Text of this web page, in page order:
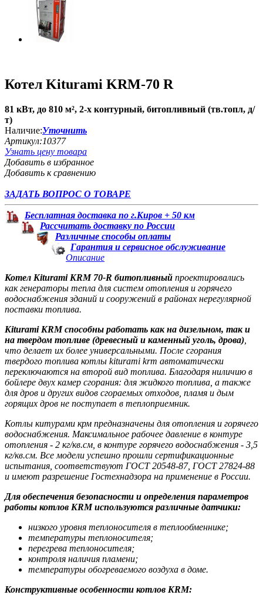
Котел Kiturami KRM-70 R
81 кВт, до 810 м², 2-х контурный, битопливный (тв.топл, д/
т)
Наличие:Уточнить
Артикул:10377
Узнать цену товара
Добавить в избранное
Добавить к сравнению
ЗАДАТЬ ВОПРОС О ТОВАРЕ
Бесплатная доставка по г.Киров + 50 км
Рассчитать доставку по России
Различные способы оплаты
Гарантия и сервисное обслуживание
Описание
Котел Kiturami KRM 70-R битопливный проектировались
как генераторы тепла для систем отопления и горячего
водоснабжения зданий и сооружений в районах нерегулярной
поставки топлива.
Kiturami KRM способны работать как на дизельном, так и
на твердом топливе (древесный и каменный уголь, дрова)
что делает их более универсальными. После сгорания
твердого топлива котлы kiturami krm автоматически
переключаются на второй вид топлива. Благодаря ниличию в
бойлере двух камер сгорания: для жидкого топлива, а также
для дров и других видов сгораемых отходов, пламя и дым
горящих дров не поступает в теплоприемник.
Котлы китурами крм предназначены для отопления и горячего
водоснабжения. Максимальное рабочее давление в контуре
отопления - 2 кг/кв.см, в контуре горячего водоснабжения - 3,5
кг/кв.см. Все модели успешно прошли сертификационные
испытания, соответствуют ГОСТ 20548-87, ГОСТ 27824-88
и имеют разрешение Гостехнадзора на применение в России.
Для обеспечения безопасности и определения параметров
работы котлов KRM используются различные датчики:
низкого уровня теплоносителя в теплообменнике;
температуры теплоносителя;
перегрева теплоносителя;
контроля наличия пламени;
температуры обогреваемого воздуха в доме.
Конструктивные особенности котлов KRM: